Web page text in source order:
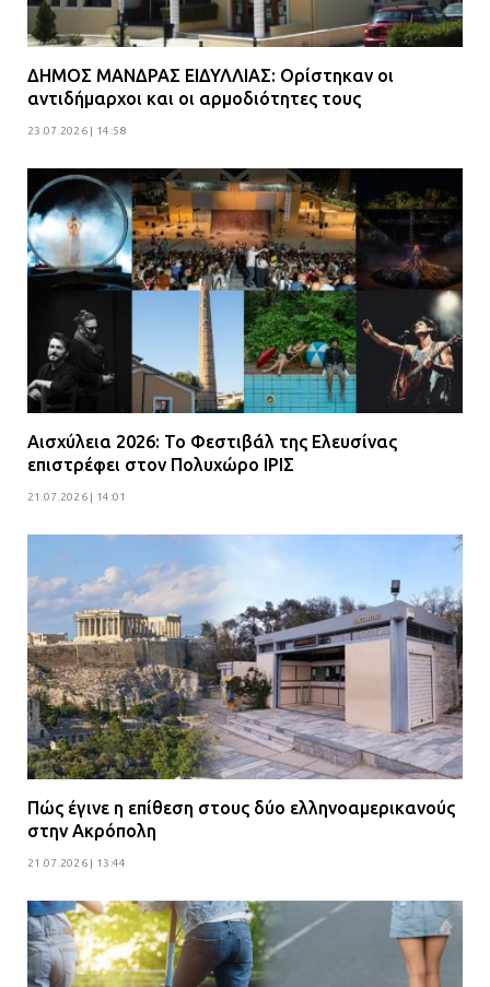
ΔΗΜΟΣ ΜΑΝΔΡΑΣ ΕΙΔΥΛΛΙΑΣ: Ορίστηκαν οι
αντιδήμαρχοι και οι αρμοδιότητες τους
23.07.2026 | 14:58
Αισχύλεια 2026: Το Φεστιβάλ της Ελευσίνας
επιστρέφει στον Πολυχώρο ΙΡΙΣ
21.07.2026 | 14:01
Πώς έγινε η επίθεση στους δύο ελληνοαμερικανούς
στην Ακρόπολη
21.07.2026 | 13:44